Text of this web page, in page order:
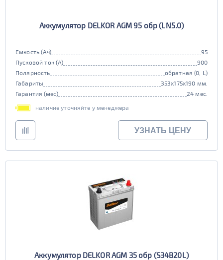
Аккумулятор DELKOR AGM 95 обр (LN5.0)
Емкость (Ач)
95
Пусковой ток (А)
900
Полярность
обратная (0, L)
Габариты
353x175x190 мм.
Гарантия (мес)
24 мес.
наличие уточняйте у менеджера
УЗНАТЬ ЦЕНУ
Аккумулятор DELKOR AGM 35 обр (S34B20L)